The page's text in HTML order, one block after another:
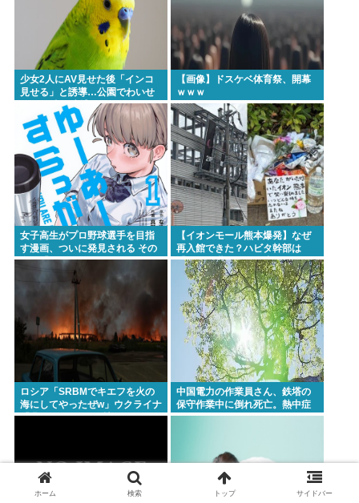
少女2人にAV見せた後「インコ
見せる」と誘導…公園でわいせ
つ 75歳男逮捕
【画像】ドスケベ体育祭、開幕
ｗｗｗ
女子高生がプロ野球選手を目指
す漫画、ついに発見される その
名も「ゆーあーすらっがー」
【イオンモール熊本爆発】なぜ
再入館できた？ハビタ幹部は
「モール職員は引き止めなかっ
た」イオン「運用を徹底できな
かった可能性」
ロシア「SRBMでキエフを火の
海にしてやったぜw」ウクライナ
「我々もSRBMで反撃する
中国電力の作業員さん、鉄塔の
保守作業中に倒れ死亡。熱中症
か
ホーム 検索 トップ サイドバー